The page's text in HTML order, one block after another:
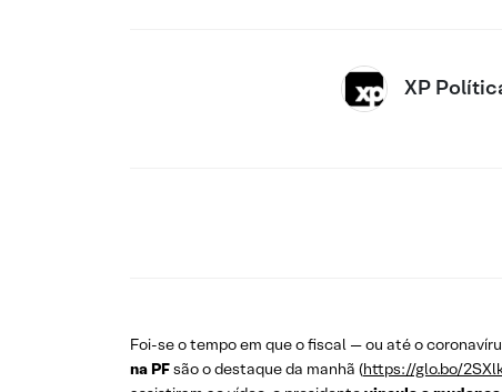
XP
Foi-se o tempo em que o fiscal — ou até o
na PFsão o destaque da manhã (https://glo.bo/